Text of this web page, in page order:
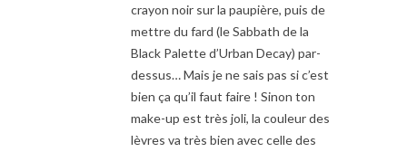
crayon noir sur la paupière, puis de
mettre du fard (le Sabbath de la
Black Palette d’Urban Decay) par-
dessus… Mais je ne sais pas si c’est
bien ça qu’il faut faire ! Sinon ton
make-up est très joli, la couleur des
lèvres va très bien avec celle des